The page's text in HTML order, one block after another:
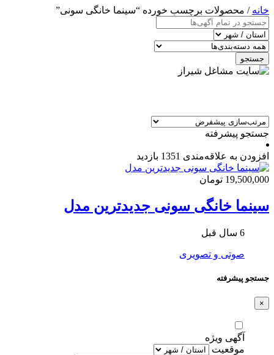
خانه / محصولات برچسب خورده “سینما خانگی سونی”
جستجو
جستجو پیشرفته
افزودن به علاقه‌مندی 1351 بازدید
19,500,000 تومان
سینما خانگی سونی جدیدترین مدل
6 سال قبل
صوتی و تصویری
جستجو پیشرفته
×
آگهی ویژه
موقعیت